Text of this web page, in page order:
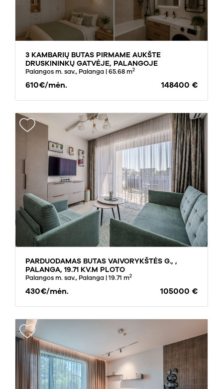
3 KAMBARIŲ BUTAS PIRMAME AUKŠTE
DRUSKININKŲ GATVĖJE, PALANGOJE
Palangos m. sav., Palanga | 65.68 m2
610€/mėn. 148400 €
PARDUODAMAS BUTAS VAIVORYKŠTĖS G., ,
PALANGA, 19.71 KV.M PLOTO
Palangos m. sav., Palanga | 19.71 m2
430€/mėn. 105000 €